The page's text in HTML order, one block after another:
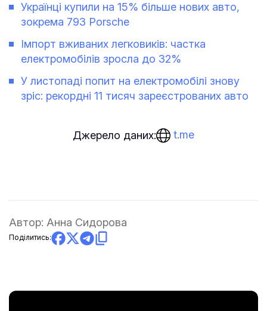
Українці купили на 15% більше нових авто,
зокрема 793 Porsche
Імпорт вживаних легковиків: частка
електромобілів зросла до 32%
У листопаді попит на електромобілі знову
зріс: рекордні 11 тисяч зареєстрованих авто
Джерело даних: t.me
Автор: Анна Сидорова
Поділитись: